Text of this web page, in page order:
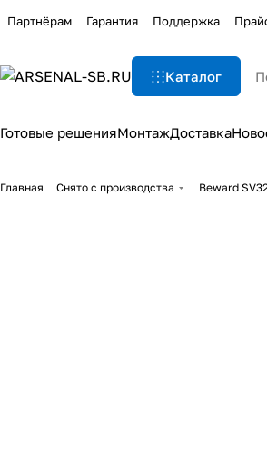
Партнёрам Гарантия Поддержка
Каталог
Готовые решенияМонтажДоставка
Главная Снято с производства Beward